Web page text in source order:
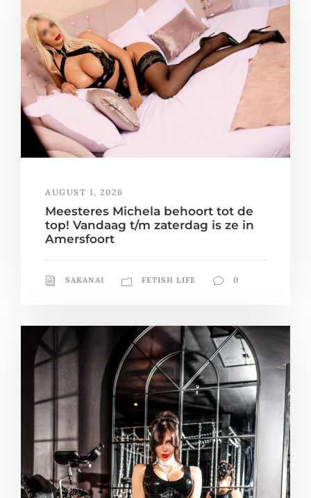
AUGUST 1, 2026
Meesteres Michela behoort tot de
top! Vandaag t/m zaterdag is ze in
Amersfoort
SAKANA1 FETISH LIFE 0